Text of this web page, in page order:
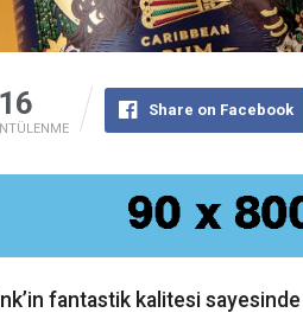
16 Share on Facebook
fantastik kalitesi